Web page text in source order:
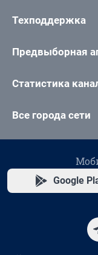
Техподдержка
Предвыборная
Статистика
Все города сети
Google